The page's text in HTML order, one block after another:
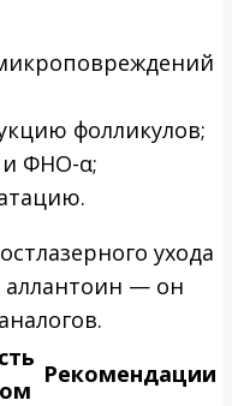
фолликулов;
и ФНО-α;
ухода
аллантоин — он
Рекомендации